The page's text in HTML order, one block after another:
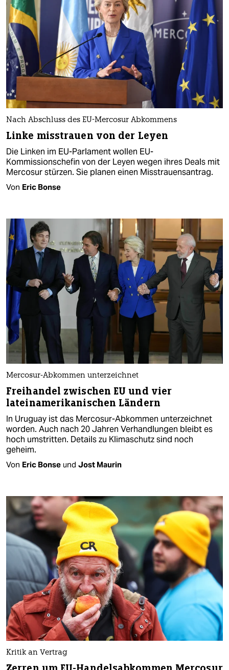
Nach Abschluss des EU-Mercosur Abkommens
Linke misstrauen von der Leyen
Die Linken im EU-Parlament wollen EU-
Kommissionschefin von der Leyen wegen ihres Deals mit
Mercosur stürzen. Sie planen einen Misstrauensantrag.
Von Eric Bonse
Mercosur-Abkommen unterzeichnet
Freihandel zwischen EU und vier
lateinamerikanischen Ländern
In Uruguay ist das Mercosur-Abkommen unterzeichnet
worden. Auch nach 20 Jahren Verhandlungen bleibt es
hoch umstritten. Details zu Klimaschutz sind noch
geheim.
Von Eric Bonse und Jost Maurin
Kritik an Vertrag